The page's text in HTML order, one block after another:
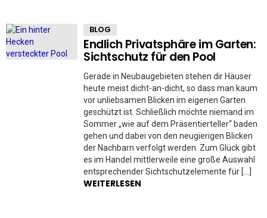
BLOG
Endlich Privatsphäre im Garten:
Sichtschutz für den Pool
Gerade in Neubaugebieten stehen dir Häuser
heute meist dicht-an-dicht, so dass man kaum
vor unliebsamen Blicken im eigenen Garten
geschützt ist. Schließlich möchte niemand im
Sommer „wie auf dem Präsentierteller“ baden
gehen und dabei von den neugierigen Blicken
der Nachbarn verfolgt werden. Zum Glück gibt
es im Handel mittlerweile eine große Auswahl
entsprechender Sichtschutzelemente für […]
WEITERLESEN